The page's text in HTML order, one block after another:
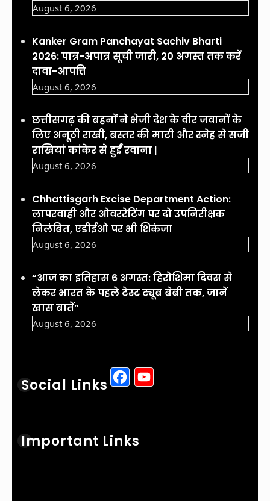
August 6, 2026
Kanker Gram Panchayat Sachiv Bharti
2026: पात्र-अपात्र सूची जारी, 20 अगस्त तक करें
दावा-आपत्ति
August 6, 2026
छत्तीसगढ़ की बहनों ने भेजी देश के वीर जवानों के
लिए अनूठी राखी, बस्तर की माटी और स्नेह से सजी
राखियां कांकेर से हुईं रवाना |
August 6, 2026
Chhattisgarh Excise Department Action:
लापरवाही और ओवररेटिंग पर दो उपनिरीक्षक
निलंबित, एडीईओ पर भी शिकंजा
August 6, 2026
“आज का इतिहास 6 अगस्त: हिरोशिमा दिवस से
लेकर भारत के पहले टेस्ट ट्यूब बेबी तक, जानें
खास बातें”
August 6, 2026
Social Links Facebook
Important Links